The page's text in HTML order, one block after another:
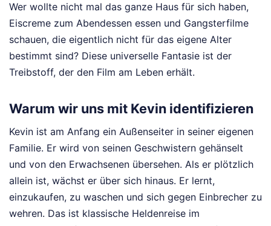
Wer wollte nicht mal das ganze Haus für sich haben,
Eiscreme zum Abendessen essen und Gangsterfilme
schauen, die eigentlich nicht für das eigene Alter
bestimmt sind? Diese universelle Fantasie ist der
Treibstoff, der den Film am Leben erhält.
Warum wir uns mit Kevin identifizieren
Kevin ist am Anfang ein Außenseiter in seiner eigenen
Familie. Er wird von seinen Geschwistern gehänselt
und von den Erwachsenen übersehen. Als er plötzlich
allein ist, wächst er über sich hinaus. Er lernt,
einzukaufen, zu waschen und sich gegen Einbrecher zu
wehren. Das ist klassische Heldenreise im